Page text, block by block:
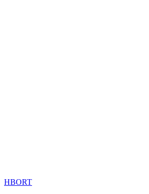
HBORT